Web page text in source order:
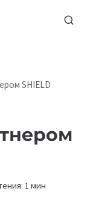
SHIELD
1 мин